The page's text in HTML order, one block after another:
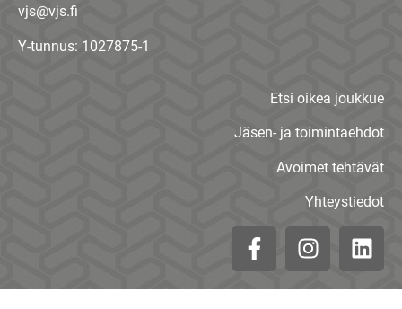
vjs@vjs.fi
Y-tunnus: 1027875-1
Etsi oikea joukkue
Jäsen- ja toimintaehdot
Avoimet tehtävät
Yhteystiedot